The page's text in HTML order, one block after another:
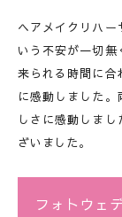
ヘアメイクリハー
いう不安が一切無
来られる時間に合
に感動しました
しさに感動しま
ざいました。
フォトウェ